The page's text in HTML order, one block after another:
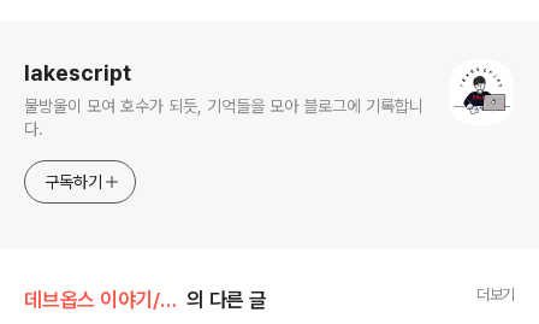
lakescript
물방울이 모여 호수가 되듯, 기억들을 모아 블로그에 기록합니
다.
구독하기
데브옵스 이야기/Kubernetes 의 다른 글 더보기